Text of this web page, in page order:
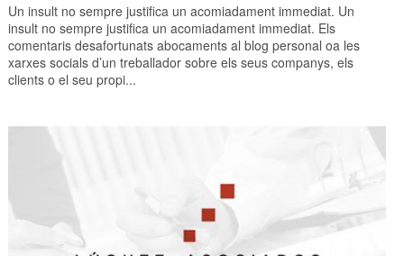
Un insult no sempre justifica un acomiadament immediat. Un
insult no sempre justifica un acomiadament immediat. Els
comentaris desafortunats abocaments al blog personal oa les
xarxes socials d’un treballador sobre els seus companys, els
clients o el seu propi...